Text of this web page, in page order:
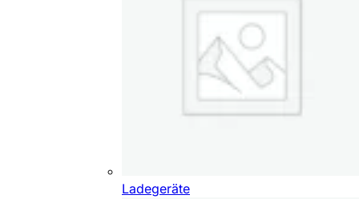
Ladegeräte